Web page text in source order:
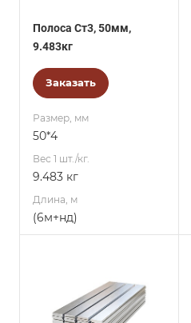
Полоса Ст3, 50мм,
9.483кг
Заказать
Размер, мм
50*4
Вес 1 шт./кг.
9.483 кг
Длина, м
(6м+нд)